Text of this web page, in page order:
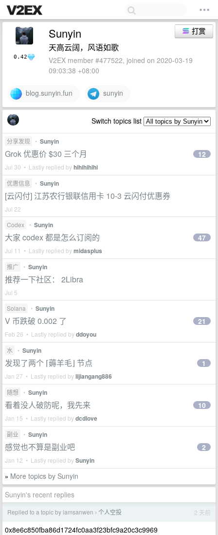
0.42
打赏
Sunyin
天高云阔，风语如歌
V2EX member #477522, joined on 2020-03-19
09:03:38 +08:00
blog.sunyin.fun sunyin
Switch topics list
分享发现 • Sunyin
Grok 优惠价 $30 三个月
Jul 30 • Lastly replied byhihihihihi
12
优惠信息 • Sunyin
[云闪付] 江苏农行银联信用卡 10-3 云闪付优惠券
Jul 22
Codex
• Sunyin
大家 codex 都是怎么订阅的
Jul 11 • Lastly replied bymidasplus
47
推广 • Sunyin
推荐一下社区： 2Libra
Jul 5
Solana
• Sunyin
V 币跌破 0.002 了
Feb 26 • Lastly replied byddoyou
21
水 • Sunyin
发现了两个 ⌈薅羊毛⌋ 节点
Jan 27 • Lastly replied bylijiangang886
1
随想 • Sunyin
看着没人破防呢，我先来
Jan 15 • Lastly replied bydcdlove
10
副业 • Sunyin
感觉也不算是副业吧
Jan 12 • Lastly replied bySunyin
2
» More topics by Sunyin
Sunyin's recent replies
Replied to a topic by iamsanwen › 个人空投 2 天前
0x8e6c850fba86d1724fc0aa3f23bfc9a20c3c9969